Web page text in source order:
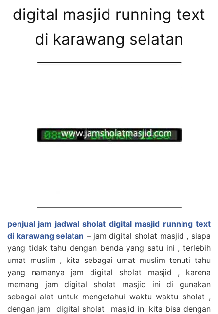
digital masjid running text
di karawang selatan
penjual jam jadwal sholat digital masjid running text
di karawang selatan – jam digital sholat masjid , siapa
yang tidak tahu dengan benda yang satu ini , terlebih
umat muslim , kita sebagai umat muslim tenuti tahu
yang namanya jam digital sholat masjid , karena
memang jam digital sholat masjid ini di gunakan
sebagai alat untuk mengetahui waktu waktu sholat ,
dengan jam digital sholat masjid ini kita bisa dengan